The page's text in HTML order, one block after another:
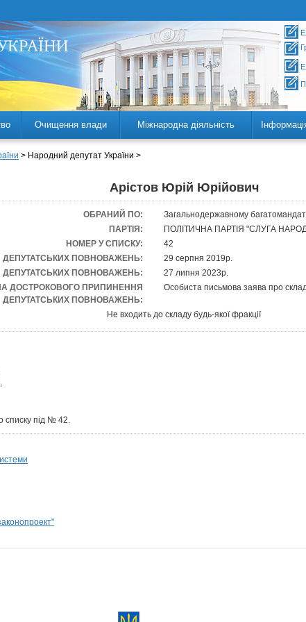
Очищення влади Міжнародна діяльність
> Народний депутат України >
Арістов Юрій Юрійович
ОБРАНИЙ ПО:
Загальнодержавному
ПАРТІЯ:
ПОЛІТИЧНА ПАРТІЯ "СЛУГА
НОМЕР У СПИСКУ:
42
ДЕПУТАТСЬКИХ ПОВНОВАЖЕНЬ:
29 серпня 2019р.
ПОВНОВАЖЕНЬ:
27 липня 2023р.
ДОСТРОКОВОГО ПРИПИНЕННЯ
ДЕПУТАТСЬКИХ ПОВНОВАЖЕНЬ:
Особиста письмова заява про
Не входить до складу будь-якої фракції
списку під № 42.